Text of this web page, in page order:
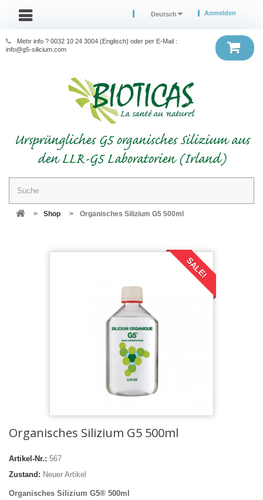
Mehr info ? 0032 10 24 3004 (Englisch) oder per E-Mail :
info@g5-silicium.com
Anmelden
Deutsch
Ursprüngliches G5 organisches Silizium aus
den LLR-G5 Laboratorien (Irland)
> Shop > Organisches Silizium G5 500ml
SALE!
Organisches Silizium G5 500ml
Artikel-Nr.: 567
Zustand: Neuer Artikel
Organisches Silizium G5® 500ml